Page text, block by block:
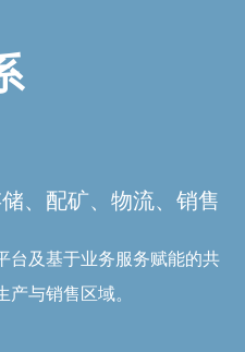
、配矿、物流、销售
台及基于业务服务赋能的共
与销售区域。